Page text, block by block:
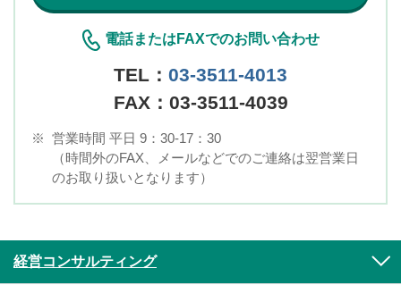
電話またはFAXでのお問い合わせ
TEL： 03-3511-4013
FAX：03-3511-4039
※ 営業時間 平日 9：30-17：30
（時間外のFAX、メールなどでのご連絡は翌営業日
のお取り扱いとなります）
経営コンサルティング